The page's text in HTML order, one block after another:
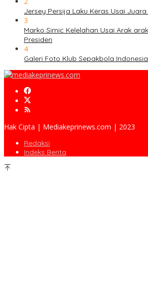
Jersey Persija Laku Keras Usai
3
Marko Simic Kelelahan Usai Arak
Presiden
4
Galeri Foto Klub Sepakbola
Hak Cipta | Mediakeprinews.com | 2023
Redaksi
Indeks Berita